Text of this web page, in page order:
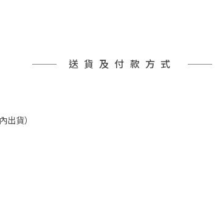
送貨及付款方式
出貨）